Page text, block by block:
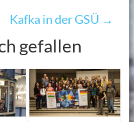
Kafka in der GSÜ →
gefallen